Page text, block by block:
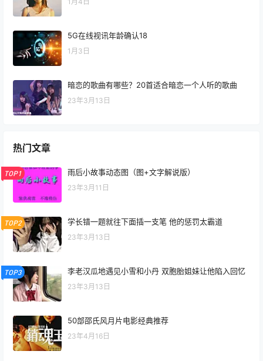
5G在线视讯年龄确认18
1月3日
暗恋的歌曲有哪些？20首适合暗恋一个人听的歌曲
23年3月13日
热门文章
TOP1 雨后小故事动态图（图+文字解说版）
23年3月11日
TOP2 学长错一题就往下面插一支笔 他的惩罚太霸道
23年3月13日
TOP3 李老汉瓜地遇见小雪和小丹 双胞胎姐妹让他陷入回忆
23年3月13日
50部邵氏风月片电影经典推荐
23年4月16日